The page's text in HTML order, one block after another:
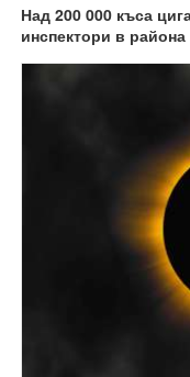
Над 200 000 къса
инспектори в